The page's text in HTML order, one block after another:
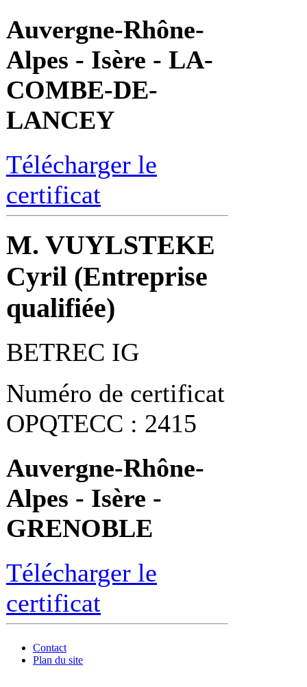
Auvergne-Rhône-
Alpes - Isère - LA-
COMBE-DE-
LANCEY
Télécharger le
certificat
M. VUYLSTEKE
Cyril (Entreprise
qualifiée)
BETREC IG
Numéro de certificat
OPQTECC : 2415
Auvergne-Rhône-
Alpes - Isère -
GRENOBLE
Télécharger le
certificat
Contact
Plan du site